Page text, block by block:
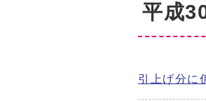
平成
引上げ分に